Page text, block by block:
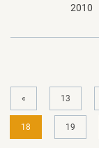
2010
« 13
18 19